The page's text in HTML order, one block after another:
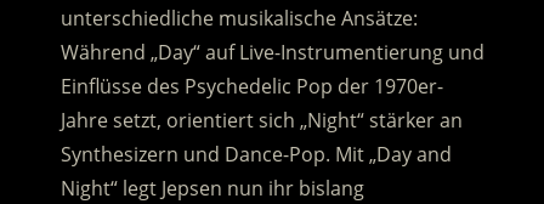
unterschiedliche musikalische Ansätze:
Während „Day“ auf Live-Instrumentierung und
Einflüsse des Psychedelic Pop der 1970er-
Jahre setzt, orientiert sich „Night“ stärker an
Synthesizern und Dance-Pop. Mit „Day and
Night“ legt Jepsen nun ihr bislang